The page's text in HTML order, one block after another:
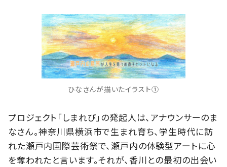
ひなさんが描いたイラスト①
プロジェクト「しまれび」の発起人は、アナウンサーのま
なさん。神奈川県横浜市で生まれ育ち、学生時代に訪
れた瀬戸内国際芸術祭で、瀬戸内の体験型アートに心
を奪われたと言います。それが、香川との最初の出会い